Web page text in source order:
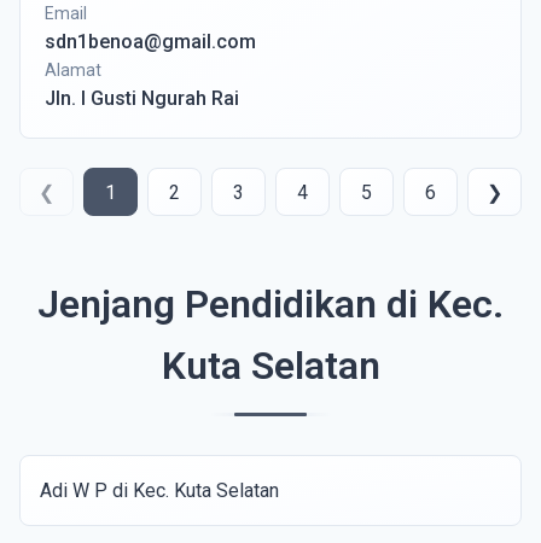
Email
sdn1benoa@gmail.com
Alamat
Jln. I Gusti Ngurah Rai
❮ 1 2 3 4 5 6 ❯
Jenjang Pendidikan di Kec.
Kuta Selatan
Adi W P di Kec. Kuta Selatan